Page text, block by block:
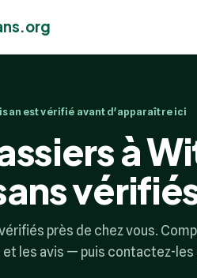
est vérifié avant d'apparaître ici
à
près de chez vous.
et les avis — puis contactez-